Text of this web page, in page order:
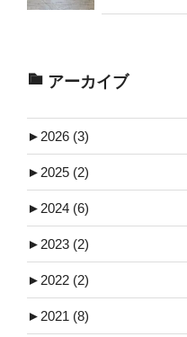
アーカイブ
► 2026 (3)
► 2025 (2)
► 2024 (6)
► 2023 (2)
► 2022 (2)
► 2021 (8)